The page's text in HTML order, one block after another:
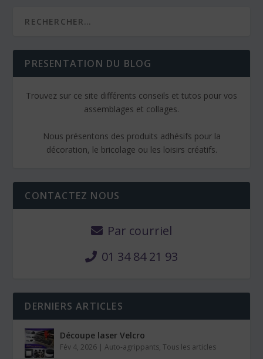
PRESENTATION DU BLOG
Trouvez sur ce site différents conseils et tutos pour vos
assemblages et collages.
Nous présentons des produits adhésifs pour la
décoration, le bricolage ou les loisirs créatifs.
CONTACTEZ NOUS
Par courriel
01 34 84 21 93
DERNIERS ARTICLES
Découpe laser Velcro
Fév 4, 2026 |Auto-agrippants,Tous les articles